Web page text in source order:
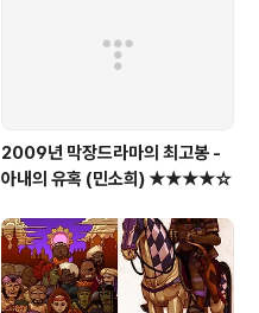
2009년 막장드라마의 최고봉 -
아내의 유혹 (민소희) ★★★★☆